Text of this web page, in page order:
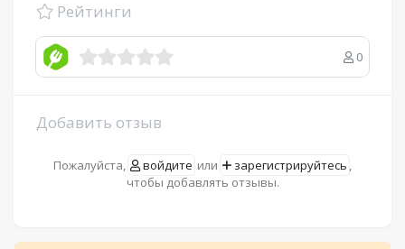
Рейтинги
0
Добавить отзыв
Пожалуйста, войдите или зарегистрируйтесь ,
чтобы добавлять отзывы.